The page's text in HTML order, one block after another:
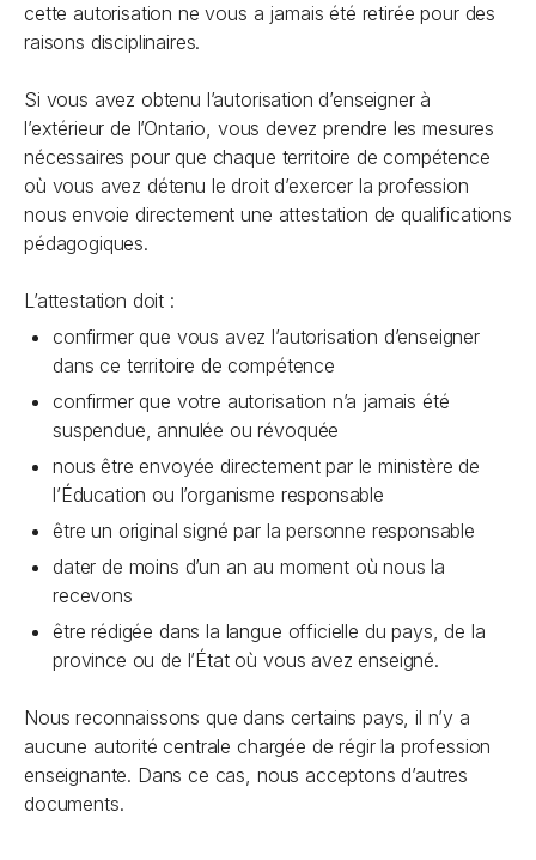
cette autorisation ne vous a jamais été retirée pour des
raisons disciplinaires.
Si vous avez obtenu l’autorisation d’enseigner à
l’extérieur de l’Ontario, vous devez prendre les mesures
nécessaires pour que chaque territoire de compétence
où vous avez détenu le droit d’exercer la profession
nous envoie directement une attestation de qualifications
pédagogiques.
L’attestation doit :
confirmer que vous avez l’autorisation d’enseigner
dans ce territoire de compétence
confirmer que votre autorisation n’a jamais été
suspendue, annulée ou révoquée
nous être envoyée directement par le ministère de
l’Éducation ou l’organisme responsable
être un original signé par la personne responsable
dater de moins d’un an au moment où nous la
recevons
être rédigée dans la langue officielle du pays, de la
province ou de l’État où vous avez enseigné.
Nous reconnaissons que dans certains pays, il n’y a
aucune autorité centrale chargée de régir la profession
enseignante. Dans ce cas, nous acceptons d’autres
documents.